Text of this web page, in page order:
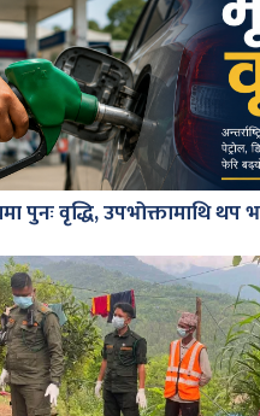
पुनः वृद्धि, उपभोक्तामाथि थप